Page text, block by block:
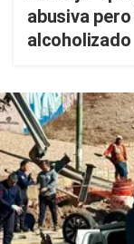
abusiva
alcoholizado